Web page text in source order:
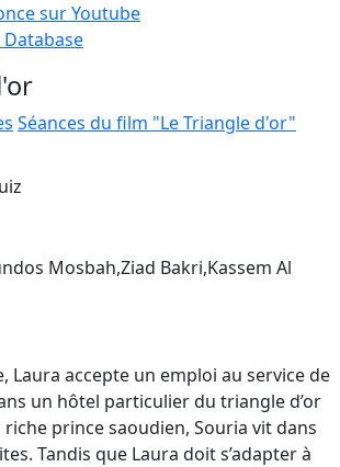
sur Youtube
Séances du film "Le Triangle d'or"
Mosbah,Ziad Bakri,Kassem Al
Laura accepte un emploi au service de
un hôtel particulier du triangle d’or
prince saoudien, Souria vit dans
Tandis que Laura doit s’adapter à